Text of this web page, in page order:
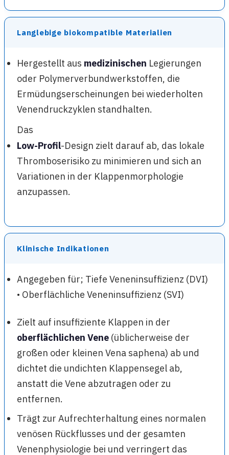
Langlebige biokompatible Materialien
Hergestellt aus medizinischen Legierungen
oder Polymerverbundwerkstoffen, die
Ermüdungserscheinungen bei wiederholten
Venendruckzyklen standhalten.
Das
Low-Profil-Design zielt darauf ab, das lokale
Thromboserisiko zu minimieren und sich an
Variationen in der Klappenmorphologie
anzupassen.
Klinische Indikationen
Angegeben für; Tiefe Veneninsuffizienz (DVI)
• Oberflächliche Veneninsuffizienz (SVI)
Zielt auf insuffiziente Klappen in der
oberflächlichen Vene (üblicherweise der
großen oder kleinen Vena saphena) ab und
dichtet die undichten Klappensegel ab,
anstatt die Vene abzutragen oder zu
entfernen.
Trägt zur Aufrechterhaltung eines normalen
venösen Rückflusses und der gesamten
Venenphysiologie bei und verringert das